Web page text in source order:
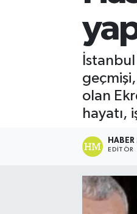
olan
hayatı,
HABER
EDITÖR
Haber Arşivi